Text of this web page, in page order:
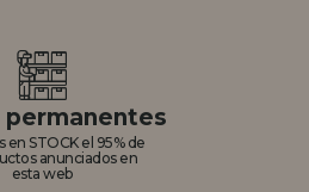
permanentes
en STOCK el 95% de
anunciados en
esta web